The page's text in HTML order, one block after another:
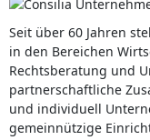
Seit über 60 Jahren
in den Bereichen
Rechtsberatung und
partnerschaftliche
und individuell
gemeinnützige